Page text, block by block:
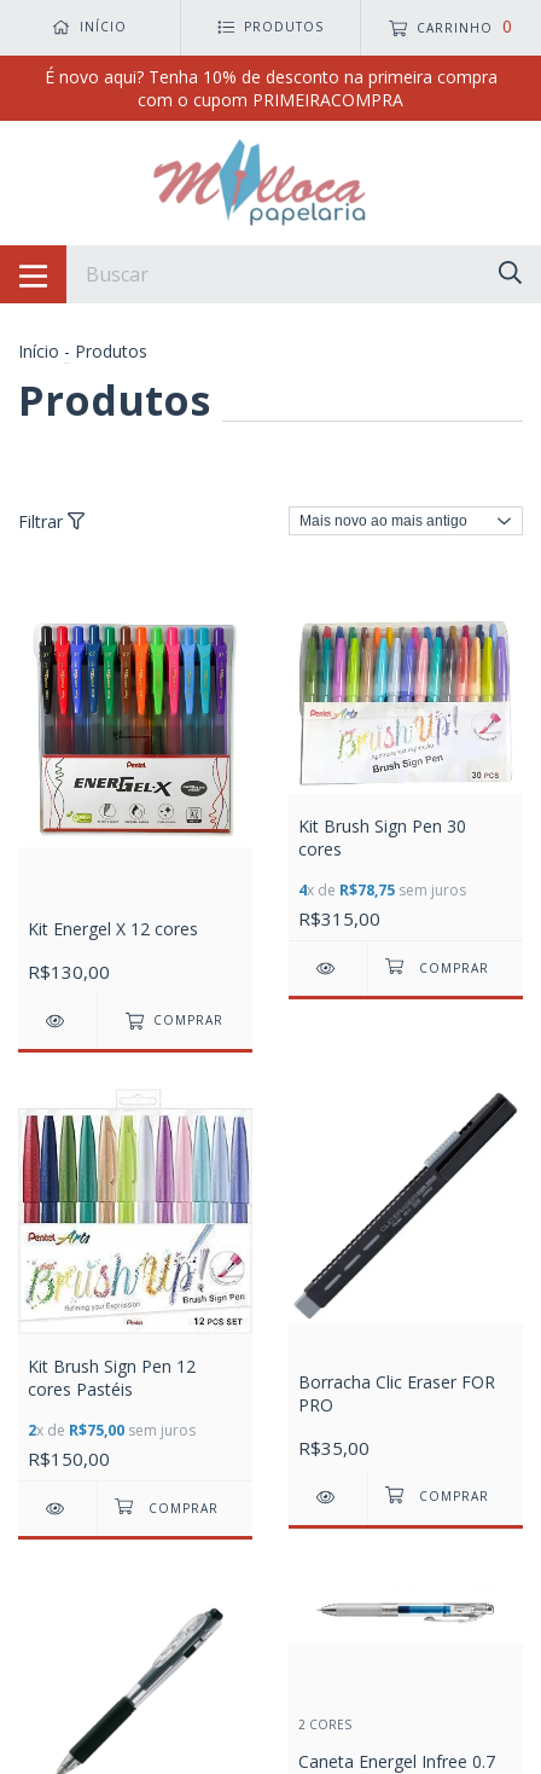
INÍCIO PRODUTOS CARRINHO 0
É novo aqui? Tenha 10% de desconto na primeira compra
com o cupom PRIMEIRACOMPRA
Início - Produtos
Produtos
Filtrar
Kit Energel X 12 cores
R$130,00
COMPRAR
Kit Brush Sign Pen 30
cores
4x de R$78,75 sem juros
R$315,00
Kit Brush Sign Pen 12
cores Pastéis
2x de R$75,00 sem juros
R$150,00
Borracha Clic Eraser FOR
PRO
R$35,00
2 CORES
Caneta Energel Infree 0.7